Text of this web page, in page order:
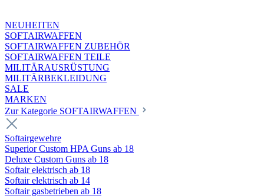
NEUHEITEN
SOFTAIRWAFFEN
SOFTAIRWAFFEN ZUBEHÖR
SOFTAIRWAFFEN TEILE
MILITÄRAUSRÜSTUNG
MILITÄRBEKLEIDUNG
SALE
MARKEN
Zur Kategorie SOFTAIRWAFFEN
Softairgewehre
Superior Custom HPA Guns ab 18
Deluxe Custom Guns ab 18
Softair elektrisch ab 18
Softair elektrisch ab 14
Softair gasbetrieben ab 18